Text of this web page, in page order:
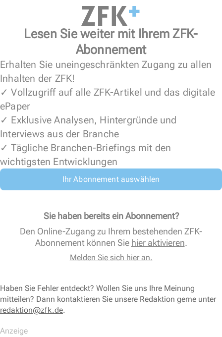
Lesen Sie weiter mit Ihrem ZFK-
Abonnement
Erhalten Sie uneingeschränkten Zugang zu allen
Inhalten der ZFK!
✓ Vollzugriff auf alle ZFK-Artikel und das digitale
ePaper
✓ Exklusive Analysen, Hintergründe und
Interviews aus der Branche
✓ Tägliche Branchen-Briefings mit den
wichtigsten Entwicklungen
Ihr Abonnement auswählen
Sie haben bereits ein Abonnement?
Den Online-Zugang zu Ihrem bestehenden ZFK-
Abonnement können Sie hier aktivieren.
Melden Sie sich hier an.
Haben Sie Fehler entdeckt? Wollen Sie uns Ihre Meinung
mitteilen? Dann kontaktieren Sie unsere Redaktion gerne unter
redaktion@zfk.de.